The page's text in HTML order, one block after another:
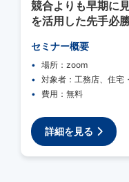
競合よりも早期に
を活用した先手必
セミナー概要
場所：zoom
対象者：工務店、住宅
費用：無料
詳細を見る